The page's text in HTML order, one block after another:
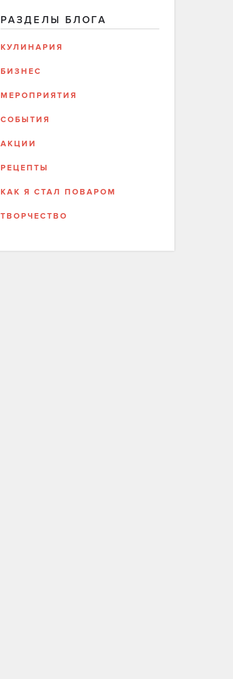
РАЗДЕЛЫ БЛОГА
КУЛИНАРИЯ
БИЗНЕС
МЕРОПРИЯТИЯ
СОБЫТИЯ
АКЦИИ
РЕЦЕПТЫ
КАК Я СТАЛ ПОВАРОМ
ТВОРЧЕСТВО